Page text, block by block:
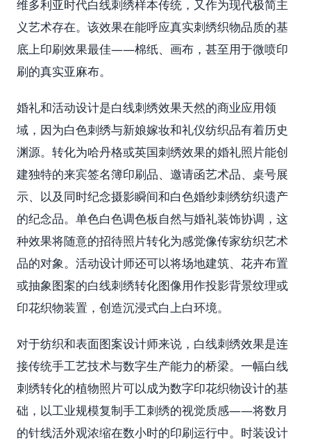
维多利亚时代白线刺绣样本传统，又作为现代极简主
义艺术存在。该效果在能呼应真实刺绣织物品质的基
底上印刷效果最佳——棉纸、画布，甚至用于微喷印
刷的真实亚麻布。
婚礼和活动设计是白线刺绣效果天然的商业应用领
域，因为白色刺绣与新娘嫁妆和礼仪纺织品有着历史
渊源。转化为哈丹格或英国刺绣效果的婚礼照片能创
建独特的来宾签名簿印刷品、邀请函艺术品、桌号展
示、以及同时纪念摄影瞬间和白色婚纱刺绣纺织遗产
的纪念品。单色白色调色板自然与婚礼装饰协调，这
种效果将随意的招待照片转化为感觉像传家纺织艺术
品的对象。活动设计师还可以将场地建筑、花卉布置
或抽象图案的白线刺绣转化图像用作投影背景纹理或
印花织物装置，创造沉浸式白上白环境。
对于纺织和表面图案设计师来说，白线刺绣效果是连
接传统手工艺技术与数字生产能力的桥梁。一幅白线
刺绣转化的植物照片可以成为数字印花织物设计的基
础，以工业规模复制手工刺绣的视觉质感——将数月
的针线活外观浓缩在数小时的印刷运行中。时装设计